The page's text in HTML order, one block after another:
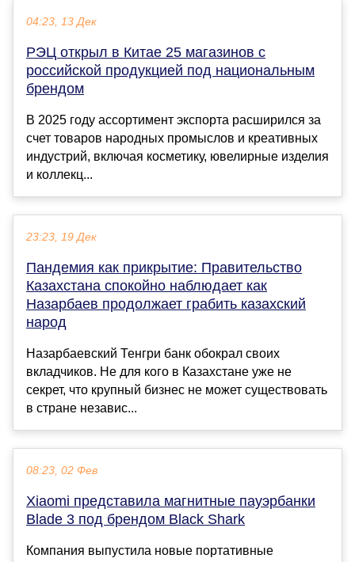
04:23, 13 Дек
РЭЦ открыл в Китае 25 магазинов с
российской продукцией под национальным
брендом
В 2025 году ассортимент экспорта расширился за
счет товаров народных промыслов и креативных
индустрий, включая косметику, ювелирные изделия
и коллекц...
23:23, 19 Дек
Пандемия как прикрытие: Правительство
Казахстана спокойно наблюдает как
Назарбаев продолжает грабить казахский
народ
Назарбаевский Тенгри банк обокрал своих
вкладчиков. Не для кого в Казахстане уже не
секрет, что крупный бизнес не может существовать
в стране независ...
08:23, 02 Фев
Xiaomi представила магнитные пауэрбанки
Blade 3 под брендом Black Shark
Компания выпустила новые портативные